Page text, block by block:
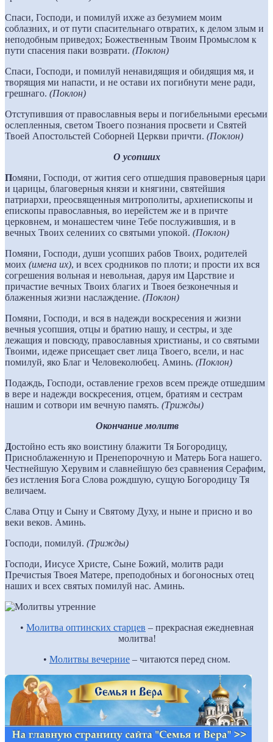
Спаси, Господи, и помилуй ихже аз безумием моим
соблазних, и от пути спасительнаго отвратих, к делом злым и
неподобным приведох; Божественным Твоим Промыслом к
пути спасения паки возврати. (Поклон)
Спаси, Господи, и помилуй ненавидящия и обидящия мя, и
творящия ми напасти, и не остави их погибнути мене ради,
грешнаго. (Поклон)
Отступившия от православныя веры и погибельными ересьми
ослепленныя, светом Твоего познания просвети и Святей
Твоей Апостольстей Соборней Церкви причти. (Поклон)
О усопших
Помяни, Господи, от жития сего отшедшия правоверныя цари
и царицы, благоверныя князи и княгини, святейшия
патриархи, преосвященныя митрополиты, архиепископы и
епископы православныя, во иерейстем же и в причте
церковнем, и монашестем чине Тебе послужившия, и в
вечных Твоих селениих со святыми упокой. (Поклон)
Помяни, Господи, души усопших рабов Твоих, родителей
моих (имена их), и всех сродников по плоти; и прости их вся
согрешения вольная и невольная, даруя им Царствие и
причастие вечных Твоих благих и Твоея безконечныя и
блаженныя жизни наслаждение. (Поклон)
Помяни, Господи, и вся в надежди воскресения и жизни
вечныя усопшия, отцы и братию нашу, и сестры, и зде
лежащия и повсюду, православныя христианы, и со святыми
Твоими, идеже присещает свет лица Твоего, всели, и нас
помилуй, яко Благ и Человеколюбец. Аминь. (Поклон)
Подаждь, Господи, оставление грехов всем прежде отшедшим
в вере и надежди воскресения, отцем, братиям и сестрам
нашим и сотвори им вечную память. (Трижды)
Окончание молитв
Достойно есть яко воистину блажити Тя Богородицу,
Присноблаженную и Пренепорочную и Матерь Бога нашего.
Честнейшую Херувим и славнейшую без сравнения Серафим,
без истления Бога Слова рождшую, сущую Богородицу Тя
величаем.
Слава Отцу и Сыну и Святому Духу, и ныне и присно и во
веки веков. Аминь.
Господи, помилуй. (Трижды)
Господи, Иисусе Христе, Сыне Божий, молитв ради
Пречистыя Твоея Матере, преподобных и богоносных отец
наших и всех святых помилуй нас. Аминь.
• Молитва оптинских старцев – прекрасная ежедневная
молитва!
• Молитвы вечерние – читаются перед сном.